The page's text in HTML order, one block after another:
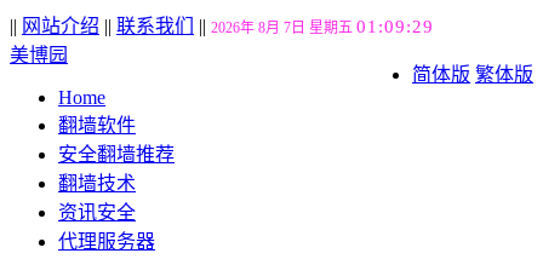
|| 网站介绍 || 联系我们 || 2026年 8月 7日 星期五 01:09:29
简体版 繁体版
美博园
Home
翻墙软件
安全翻墙推荐
翻墙技术
资讯安全
代理服务器